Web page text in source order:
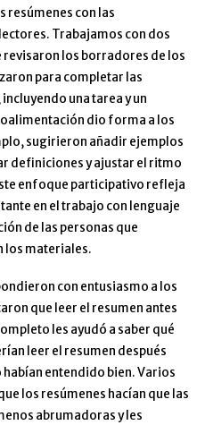
resúmenes con las
Trabajamos con dos
los borradores de los
para completar las
una tarea y un
dio forma a los
sugirieron añadir ejemplos
definiciones y ajustar el ritmo
enfoque participativo refleja
en el trabajo con lenguaje
de las personas que
los materiales.
con entusiasmo a los
que leer el resumen antes
les ayudó a saber qué
leer el resumen después
entendido bien. Varios
los resúmenes hacían que las
abrumadoras y les